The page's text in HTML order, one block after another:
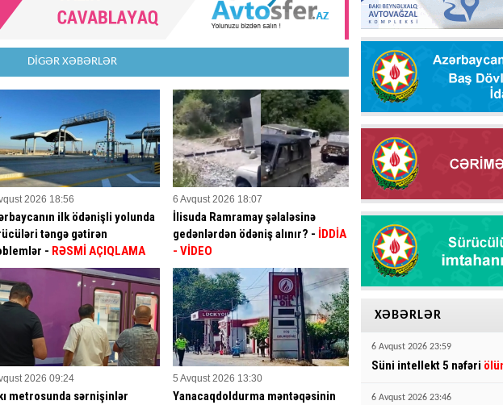
DİGƏR XƏBƏRLƏR
2026 18:56
ilk ödənişli yolunda
təngə gətirən
- RƏSMİ AÇIQLAMA
6 Avqust 2026 18:07
İlisuda Ramramay şəlaləsinə
gedənlərdən ödəniş alınır? - İDDİA
- VİDEO
2026 09:24
metrosunda sərnişinlər
5 Avqust 2026 13:30
Yanacaqdoldurma məntəqəsinin
XƏBƏRLƏR
6 Avqust 2026 23:59
Süni intellekt 5 nəfəri
6 Avqust 2026 23:46